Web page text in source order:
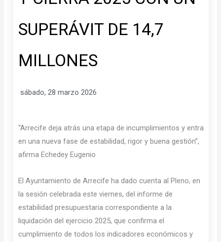
SUPERÁVIT DE 14,7
MILLONES
sábado, 28 marzo 2026
“Arrecife deja atrás una etapa de incumplimientos y entra
en una nueva fase de estabilidad, rigor y buena gestión”,
afirma Echedey Eugenio
El Ayuntamiento de Arrecife ha dado cuenta al Pleno, en
la sesión celebrada este viernes, del informe de
estabilidad presupuestaria correspondiente a la
liquidación del ejercicio 2025, que confirma el
cumplimiento de todos los indicadores económicos y